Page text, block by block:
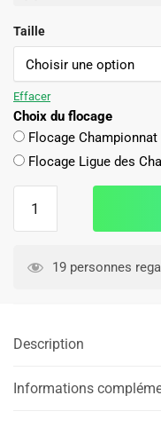
49.90€.34.90€.
Taille
Effacer
Choix du flocage
Flocage Championnat
Flocage Ligue des
Bébé
2025
19 personnes
Description
Informations